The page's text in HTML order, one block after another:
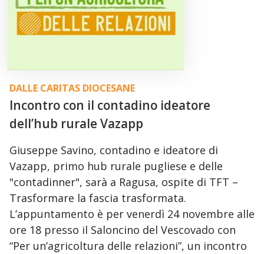
DALLE CARITAS DIOCESANE
Incontro con il contadino ideatore
dell’hub rurale Vazapp
Giuseppe Savino, contadino e ideatore di
Vazapp, primo hub rurale pugliese e delle
"contadinner", sarà a Ragusa, ospite di TFT –
Trasformare la fascia trasformata.
L’appuntamento è per venerdì 24 novembre alle
ore 18 presso il Saloncino del Vescovado con
“Per un’agricoltura delle relazioni”, un incontro